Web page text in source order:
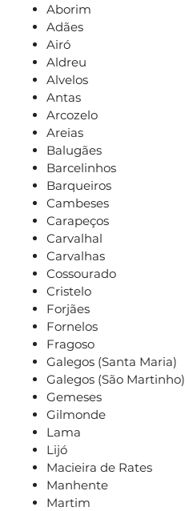
Aborim
Adães
Airó
Aldreu
Alvelos
Antas
Arcozelo
Areias
Balugães
Barcelinhos
Barqueiros
Cambeses
Carapeços
Carvalhal
Carvalhas
Cossourado
Cristelo
Forjães
Fornelos
Fragoso
Galegos (Santa Maria)
Galegos (São Martinho)
Gemeses
Gilmonde
Lama
Lijó
Macieira de Rates
Manhente
Martim